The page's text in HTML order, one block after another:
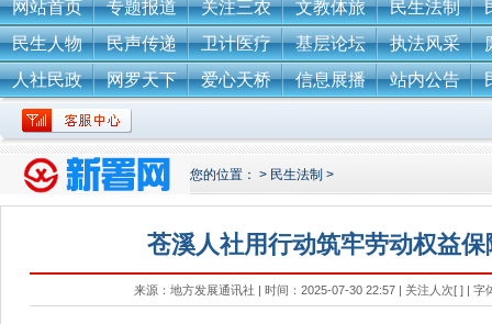
网站首页 专题报道 关注三农 文教体旅 民生法制
民生人物
民声传递 卫计医疗 基层论坛 执法风采
人社民政
网罗天下 爱心天桥 信息展播 站内公告
您的位置： > 民生法制 >
苍溪人社用行动筑牢劳动权益保
来源：地方发展通讯社 | 时间：2025-07-30 22:57 | 关注人次[ ] | 字